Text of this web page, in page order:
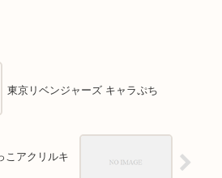
東京リベンジャーズ キャラぷち
こアクリルキ